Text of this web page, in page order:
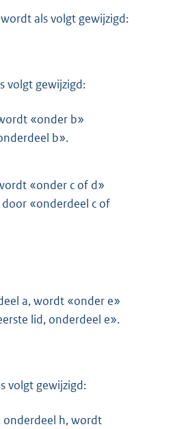
als volgt gewijzigd:
volgt gewijzigd:
«onder b»
b».
«onder c of d»
«onderdeel c of
a, wordt «onder e»
lid, onderdeel e».
volgt gewijzigd:
onderdeel h, wordt